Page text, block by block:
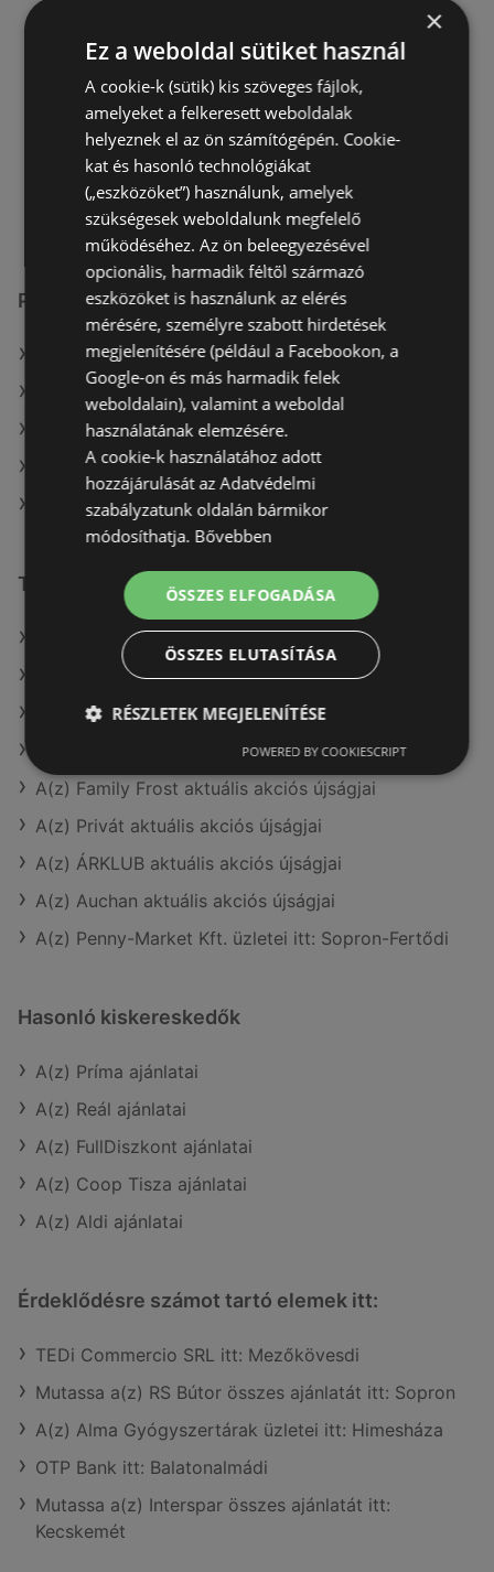
AKCIÓS ÚJSÁGOK: 1
TÁVOLSÁG:
215,97 km
Most nyitva
hétfő - szombat
06:30-21:00
vasárnap
07:00-18:00
Penny-Market Kft. üzletek itt:
Penny-Market Kft. itt: Hódmezővásárhelyi
Penny-Market Kft. itt: Orosházi
Penny-Market Kft. itt: Szentesi
Penny-Market Kft. itt: Komlói
Penny-Market Kft. itt: Enyingi
További linkek
A(z) Penny-Market Kft. ajánlatai
A(z) Metro ajánlatai
A(z) Family Frost ajánlatai
A(z) CBA aktuális akciós újságjai
A(z) Family Frost aktuális akciós újságjai
A(z) Privát aktuális akciós újságjai
A(z) ÁRKLUB aktuális akciós újságjai
A(z) Auchan aktuális akciós újságjai
A(z) Penny-Market Kft. üzletei itt: Sopron-Fertődi
Hasonló kiskereskedők
A(z) Príma ajánlatai
A(z) Reál ajánlatai
A(z) FullDiszkont ajánlatai
A(z) Coop Tisza ajánlatai
A(z) Aldi ajánlatai
Érdeklődésre számot tartó elemek itt:
TEDi Commercio SRL itt: Mezőkövesdi
Mutassa a(z) RS Bútor összes ajánlatát itt: Sopron
A(z) Alma Gyógyszertárak üzletei itt: Himesháza
OTP Bank itt: Balatonalmádi
Mutassa a(z) Interspar összes ajánlatát itt:
Kecskemét
×
Ez a weboldal sütiket használ
A cookie-k (sütik) kis szöveges fájlok,
amelyeket a felkeresett weboldalak
helyeznek el az ön számítógépén. Cookie-
kat és hasonló technológiákat
(„eszközöket”) használunk, amelyek
szükségesek weboldalunk megfelelő
működéséhez. Az ön beleegyezésével
opcionális, harmadik féltől származó
eszközöket is használunk az elérés
mérésére, személyre szabott hirdetések
megjelenítésére (például a Facebookon, a
Google-on és más harmadik felek
weboldalain), valamint a weboldal
használatának elemzésére.
A cookie-k használatához adott
hozzájárulását az Adatvédelmi
szabályzatunk oldalán bármikor
módosíthatja. Bővebben
ÖSSZES ELFOGADÁSA
ÖSSZES ELUTASÍTÁSA
RÉSZLETEK MEGJELENÍTÉSE
POWERED BY COOKIESCRIPT